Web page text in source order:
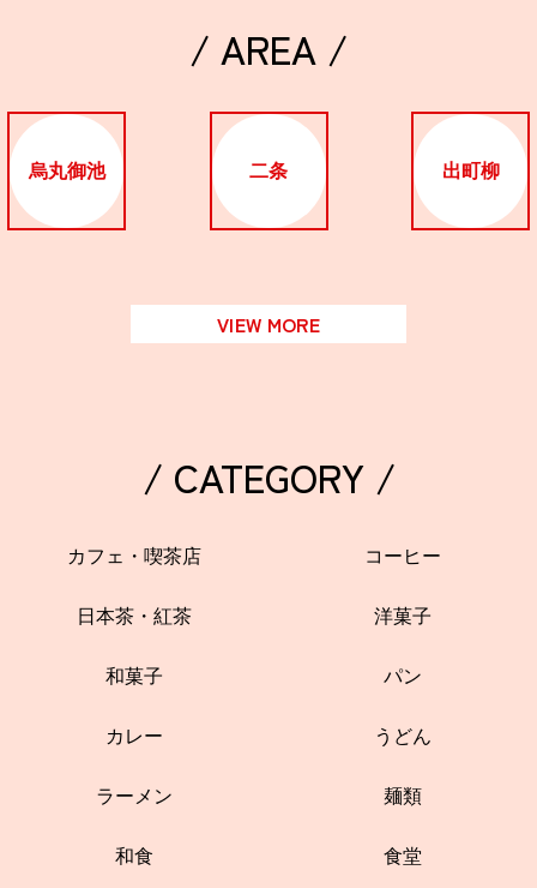
/ AREA /
烏丸御池 二条 出町柳
VIEW MORE
/ CATEGORY /
カフェ・喫茶店 コーヒー
日本茶・紅茶 洋菓子
和菓子 パン
カレー うどん
ラーメン 麺類
和食 食堂